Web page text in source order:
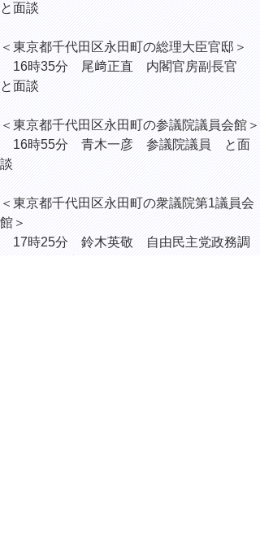
と面談
＜東京都千代田区永田町の総理大臣官邸＞
16時35分 尾﨑正直 内閣官房副長官
と面談
＜東京都千代田区永田町の参議院議員会館＞
16時55分 青木一彦 参議院議員 と面
談
＜東京都千代田区永田町の衆議院第1議員会
館＞
17時25分 鈴木英敬
自由民主党政務調